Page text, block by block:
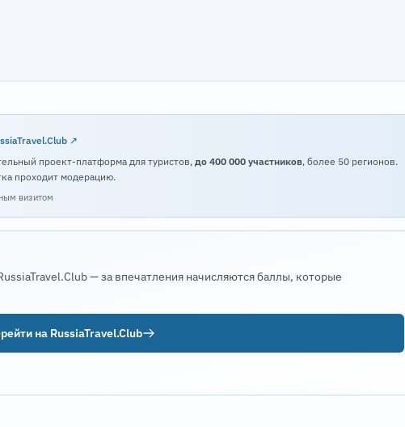
↗
проект-платформа для туристов, до 400 000 участников, более 50 регионов.
проходит модерацию.
визитом
— за впечатления начисляются баллы, которые
на RussiaTravel.Club